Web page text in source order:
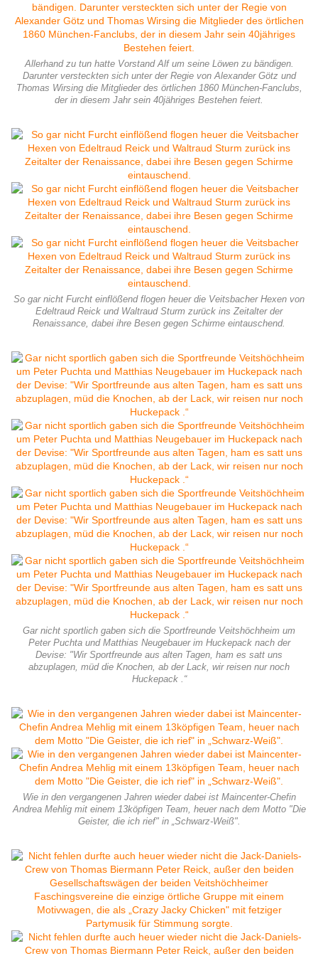
Allerhand zu tun hatte Vorstand Alf um seine Löwen zu bändigen.
Darunter versteckten sich unter der Regie von Alexander Götz und
Thomas Wirsing die Mitglieder des örtlichen 1860 München-Fanclubs,
der in diesem Jahr sein 40jähriges Bestehen feiert.
So gar nicht Furcht einflößend flogen heuer die Veitsbacher Hexen von
Edeltraud Reick und Waltraud Sturm zurück ins Zeitalter der
Renaissance, dabei ihre Besen gegen Schirme eintauschend.
Gar nicht sportlich gaben sich die Sportfreunde Veitshöchheim um
Peter Puchta und Matthias Neugebauer im Huckepack nach der
Devise: "Wir Sportfreunde aus alten Tagen, ham es satt uns
abzuplagen, müd die Knochen, ab der Lack, wir reisen nur noch
Huckepack .“
Wie in den vergangenen Jahren wieder dabei ist Maincenter-Chefin
Andrea Mehlig mit einem 13köpfigen Team, heuer nach dem Motto "Die
Geister, die ich rief" in „Schwarz-Weiß".